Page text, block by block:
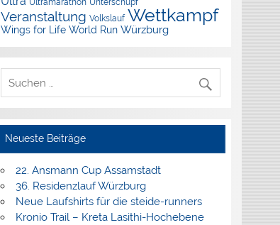
Unterschüpf
Veranstaltung Volkslauf Wettkampf
Wings for Life World Run Würzburg
Neueste Beiträge
22. Ansmann Cup Assamstadt
36. Residenzlauf Würzburg
Neue Laufshirts für die steide-runners
Kronio Trail – Kreta Lasithi-Hochebene